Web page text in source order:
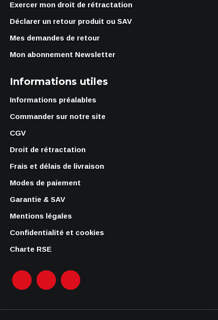
Exercer mon droit de rétractation
Déclarer un retour produit ou SAV
Mes demandes de retour
Mon abonnement Newsletter
Informations utiles
Informations préalables
Commander sur notre site
CGV
Droit de rétractation
Frais et délais de livraison
Modes de paiement
Garantie & SAV
Mentions légales
Confidentialité et cookies
Charte RSE